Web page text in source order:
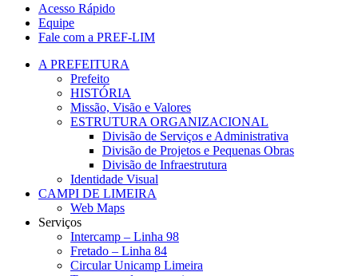
Acesso Rápido
Equipe
Fale com a PREF-LIM
A PREFEITURA
Prefeito
HISTÓRIA
Missão, Visão e Valores
ESTRUTURA ORGANIZACIONAL
Divisão de Serviços e Administrativa
Divisão de Projetos e Pequenas Obras
Divisão de Infraestrutura
Identidade Visual
CAMPI DE LIMEIRA
Web Maps
Serviços
Intercamp – Linha 98
Fretado – Linha 84
Circular Unicamp Limeira